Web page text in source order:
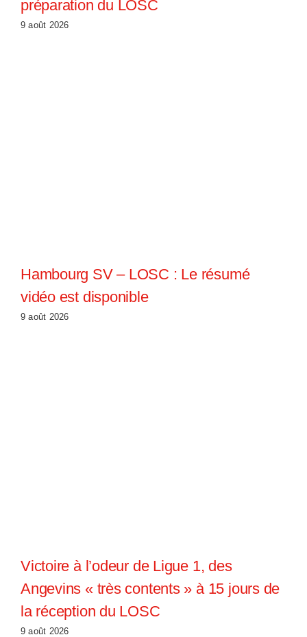
préparation du LOSC
9 août 2026
Hambourg SV – LOSC : Le résumé
vidéo est disponible
9 août 2026
Victoire à l’odeur de Ligue 1, des
Angevins « très contents » à 15 jours de
la réception du LOSC
9 août 2026